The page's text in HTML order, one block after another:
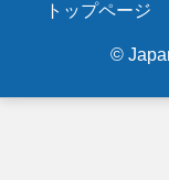
排
Secondary
トップページ
©